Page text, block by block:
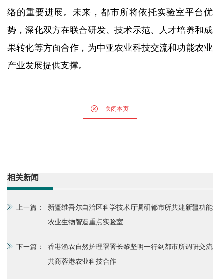
络的重要进展。未来，都市所将依托实验室平台优
势，深化双方在联合研发、技术示范、人才培养和成
果转化等方面合作，为中亚农业科技交流和功能农业
产业发展提供支撑。
关闭本页
相关新闻
上一篇：
新疆维吾尔自治区科学技术厅调研都市所共建新疆功能
农业生物智造重点实验室
下一篇：
香港渔农自然护理署署长黎坚明一行到都市所调研交流
共商蓉港农业科技合作